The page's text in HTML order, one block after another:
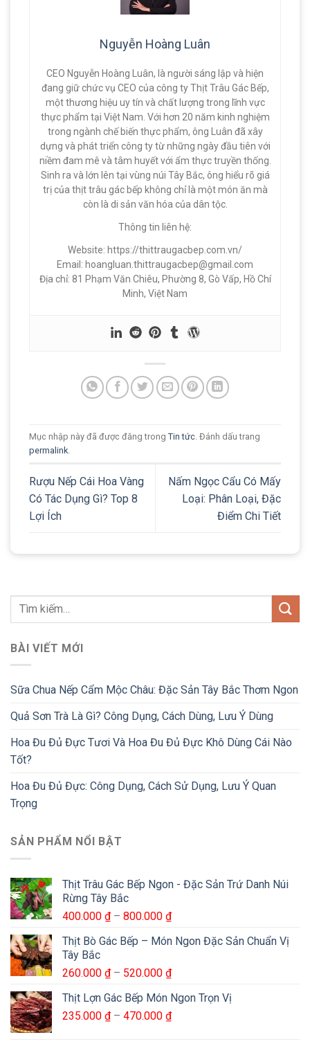
Nguyễn Hoàng Luân
CEO Nguyễn Hoàng Luân, là người sáng lập và hiện
đang giữ chức vụ CEO của công ty Thịt Trâu Gác Bếp,
một thương hiệu uy tín và chất lượng trong lĩnh vực
thực phẩm tại Việt Nam. Với hơn 20 năm kinh nghiệm
trong ngành chế biến thực phẩm, ông Luân đã xây
dựng và phát triển công ty từ những ngày đầu tiên với
niềm đam mê và tâm huyết với ẩm thực truyền thống.
Sinh ra và lớn lên tại vùng núi Tây Bắc, ông hiểu rõ giá
trị của thịt trâu gác bếp không chỉ là một món ăn mà
còn là di sản văn hóa của dân tộc.
Thông tin liên hệ:
Website: https://thittraugacbep.com.vn/
Email: hoangluan.thittraugacbep@gmail.com
Địa chỉ: 81 Phạm Văn Chiêu, Phường 8, Gò Vấp, Hồ Chí
Minh, Việt Nam
Mục nhập này đã được đăng trong Tin tức . Đánh dấu trang
permalink
Rượu Nếp Cái Hoa Vàng
Có Tác Dụng Gì? Top 8
Lợi Ích
Nấm Ngọc Cẩu Có Mấy
Loại: Phân Loại, Đặc
Điểm Chi Tiết
BÀI VIẾT MỚI
Sữa Chua Nếp Cẩm Mộc Châu: Đặc Sản Tây Bắc Thơm Ngon
Quả Sơn Trà Là Gì? Công Dụng, Cách Dùng, Lưu Ý Dùng
Hoa Đu Đủ Đực Tươi Và Hoa Đu Đủ Đực Khô Dùng Cái Nào
Tốt?
Hoa Đu Đủ Đực: Công Dụng, Cách Sử Dụng, Lưu Ý Quan
Trọng
SẢN PHẨM NỔI BẬT
Thịt Trâu Gác Bếp Ngon - Đặc Sản Trứ Danh Núi
Rừng Tây Bắc
400.000 ₫ – 800.000 ₫Khoảng
từ
đến
Thịt Bò Gác Bếp – Món Ngon Đặc Sản Chuẩn Vị
Tây Bắc
260.000 ₫ – 520.000 ₫Khoảng
từ
260.000 ₫
Thịt Lợn Gác Bếp Món Ngon Trọn Vị
235.000 ₫ – 470.000 ₫Khoảng